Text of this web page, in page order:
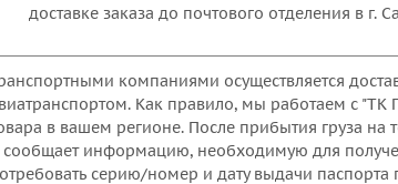
доставке заказа до почтового отделения в г.
компаниями осуществляется
Как правило, мы работаем с "ТК
в вашем регионе. После прибытия груза на
сообщает информацию, необходимую для
серию/номер и дату выдачи